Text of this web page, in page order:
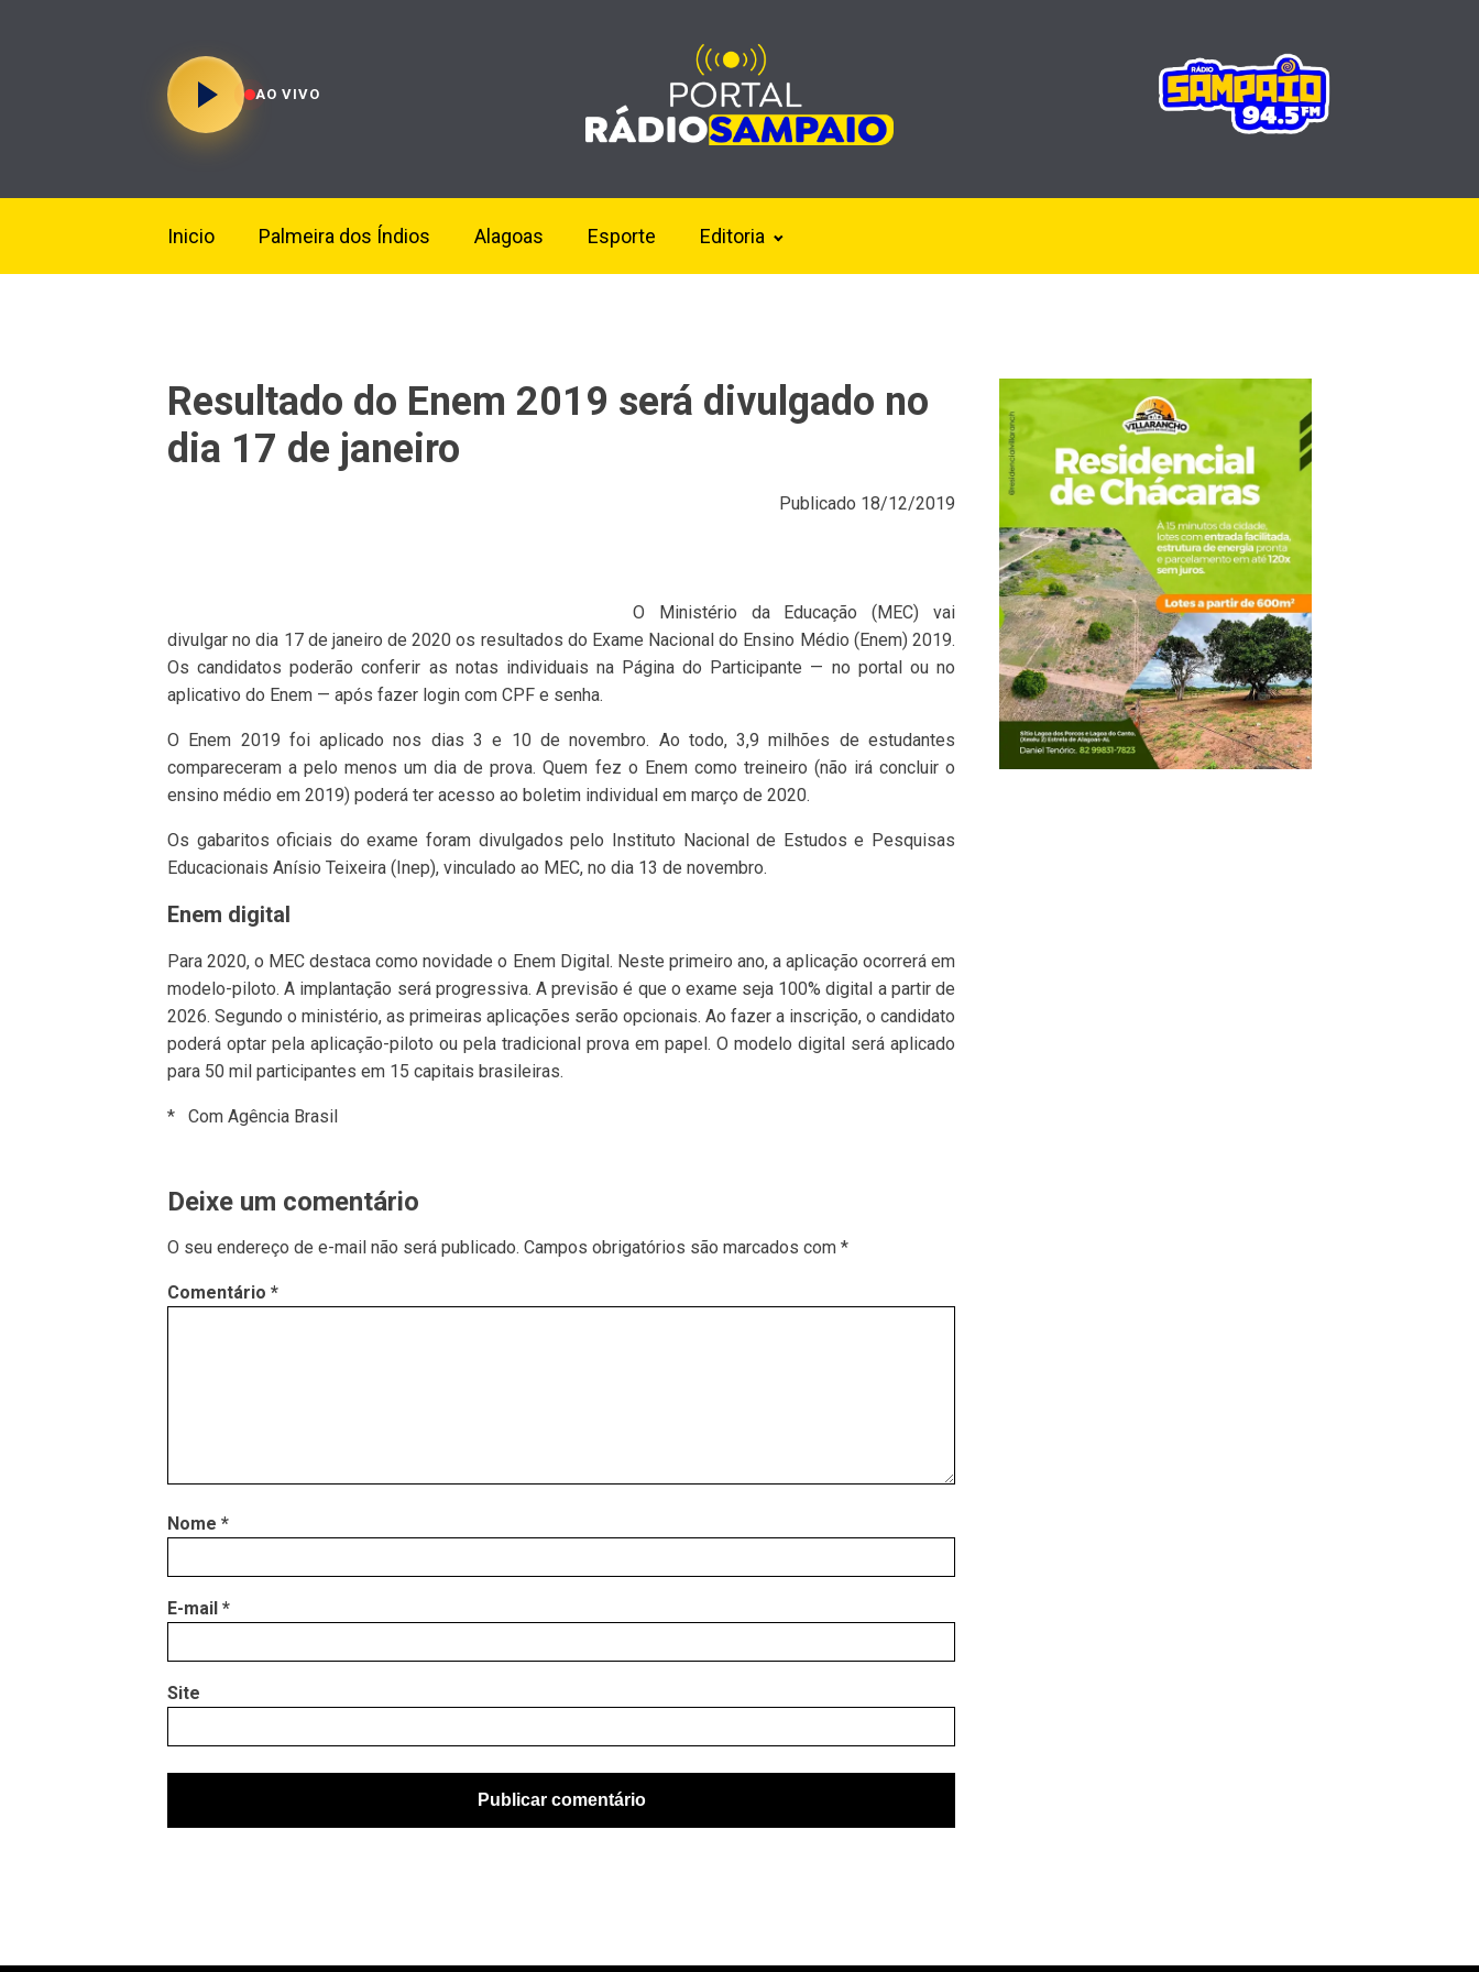
AO VIVO
Inicio Palmeira dos Índios Alagoas Esporte Editoria
Resultado do Enem 2019 será divulgado no
dia 17 de janeiro
Publicado 18/12/2019
O Ministério da Educação (MEC) vai
divulgar no dia 17 de janeiro de 2020 os resultados do Exame Nacional do Ensino Médio (Enem) 2019.
Os candidatos poderão conferir as notas individuais na Página do Participante — no portal ou no
aplicativo do Enem — após fazer login com CPF e senha.
O Enem 2019 foi aplicado nos dias 3 e 10 de novembro. Ao todo, 3,9 milhões de estudantes
compareceram a pelo menos um dia de prova. Quem fez o Enem como treineiro (não irá concluir o
ensino médio em 2019) poderá ter acesso ao boletim individual em março de 2020.
Os gabaritos oficiais do exame foram divulgados pelo Instituto Nacional de Estudos e Pesquisas
Educacionais Anísio Teixeira (Inep), vinculado ao MEC, no dia 13 de novembro.
Enem digital
Para 2020, o MEC destaca como novidade o Enem Digital. Neste primeiro ano, a aplicação ocorrerá em
modelo-piloto. A implantação será progressiva. A previsão é que o exame seja 100% digital a partir de
2026. Segundo o ministério, as primeiras aplicações serão opcionais. Ao fazer a inscrição, o candidato
poderá optar pela aplicação-piloto ou pela tradicional prova em papel. O modelo digital será aplicado
para 50 mil participantes em 15 capitais brasileiras.
* Com Agência Brasil
Deixe um comentário
O seu endereço de e-mail não será publicado. Campos obrigatórios são marcados com *
Comentário *
Nome *
E-mail *
Site